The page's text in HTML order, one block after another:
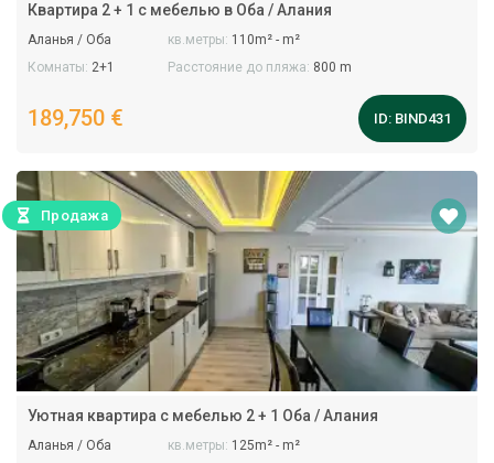
Квартира 2 + 1 с мебелью в Оба / Алания
Аланья / Оба кв.метры: 110m² - m²
Комнаты: 2+1 Расстояние до пляжа: 800 m
189,750 € ID: BIND431
Продажа
Уютная квартира с мебелью 2 + 1 Оба / Алания
Аланья / Оба кв.метры: 125m² - m²